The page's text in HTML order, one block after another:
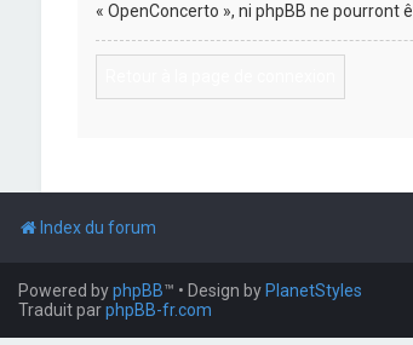
« OpenConcerto », ni phpBB ne
Index du forum
Powered byphpBB™ • Design by PlanetStyles
Traduit parphpBB-fr.com